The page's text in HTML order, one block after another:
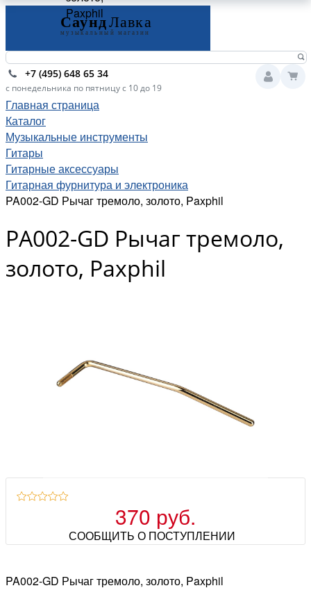
+7 (495) 648 65 34
с понедельника по пятницу с 10 до 19
Главная страница
Каталог
Музыкальные инструменты
Гитары
Гитарные аксессуары
Гитарная фурнитура и электроника
PA002-GD Рычаг тремоло, золото, Paxphil
PA002-GD Рычаг тремоло,
золото, Paxphil
370 руб.
СООБЩИТЬ О ПОСТУПЛЕНИИ
PA002-GD Рычаг тремоло, золото, Paxphil
Paxphil